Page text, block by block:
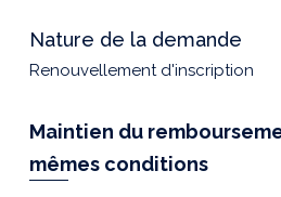
Nature de la demande
Renouvellement d'inscription
Maintien du
mêmes conditions